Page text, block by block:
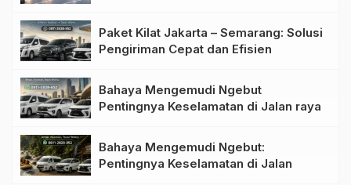
Paket Kilat Jakarta – Semarang: Solusi
Pengiriman Cepat dan Efisien
Bahaya Mengemudi Ngebut
Pentingnya Keselamatan di Jalan raya
Bahaya Mengemudi Ngebut:
Pentingnya Keselamatan di Jalan